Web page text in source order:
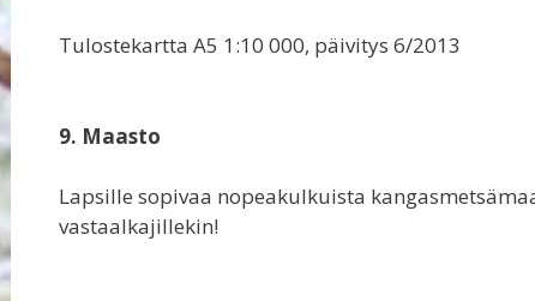
Tulostekartta A5 1:10 000, päivitys 6/2013
9. Maasto
Lapsille sopivaa nopeakulkuista
vastaalkajillekin!